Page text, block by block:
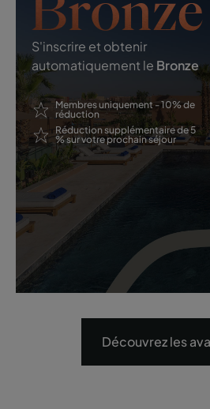
S'inscrire et obtenir
automatiquement le Bronze
Membres uniquement - 10% de
réduction
Réduction supplémentaire de 5
% sur votre prochain séjour
Découvrez les